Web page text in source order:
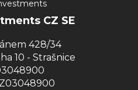
CZ SE
428/34
10 - Strašnice